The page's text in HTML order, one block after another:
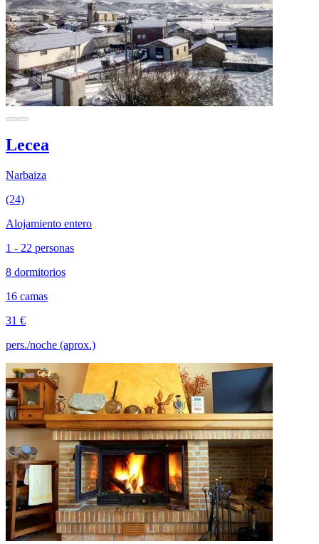
Lecea
Narbaiza
(24)
Alojamiento entero
1 - 22 personas
8 dormitorios
16 camas
31 €
pers./noche (aprox.)